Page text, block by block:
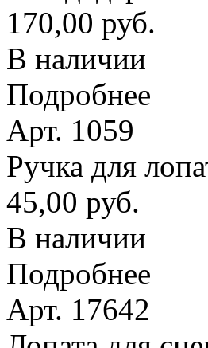
170,00 руб.
В наличии
Подробнее
Арт. 1059
Ручка для
45,00 руб.
В наличии
Подробнее
Арт. 17642